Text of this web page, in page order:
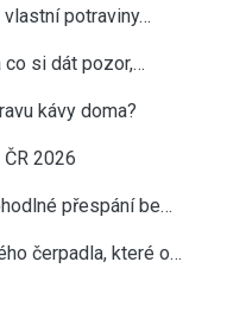
potraviny…
co si dát pozor,…
kávy doma?
2026
přespání be…
čerpadla, které o…